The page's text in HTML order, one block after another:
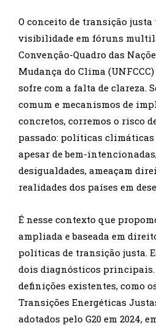
O conceito de transição justa
visibilidade em fóruns
Convenção-Quadro das
Mudança do Clima
sofre com a falta de clareza.
comum e mecanismos de
concretos, corremos o risco
passado: políticas climáticas
apesar de bem-
desigualdades, ameaçam
realidades dos países em
É nesse contexto que
ampliada e baseada em
políticas de transição justa.
dois diagnósticos principais.
definições existentes, como
Transições Energéticas
adotados pelo G20 em 2024,